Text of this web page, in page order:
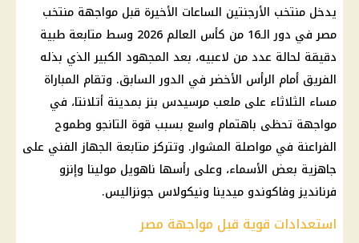
يدخل منتخب الأرجنتين الساعات الأخيرة قبل مواجهة منتخب
مصر في دور الـ16 من كأس العالم 2026 وسط متابعة طبية
دقيقة لحالة عدد من لاعبيه، بعد المجهود الكبير الذي بذله
الفريق أمام الرأس الأخضر في الدور السابق. وتقام المباراة
مساء الثلاثاء على ملعب مرسيدس بنز بمدينة أتلانتا، في
مواجهة تحظى باهتمام واسع بسبب قوة التانجو وطموح
الفراعنة في مواصلة المشوار. وتتركز متابعة الجهاز الفني على
جاهزية بعض الأسماء، وعلى رأسها ناهويل مولينا وإنزو
فرنانديز وفاكوندو ميدينا ونيكولاس جونزاليس.
استعدادات قوية قبل مواجهة مصر